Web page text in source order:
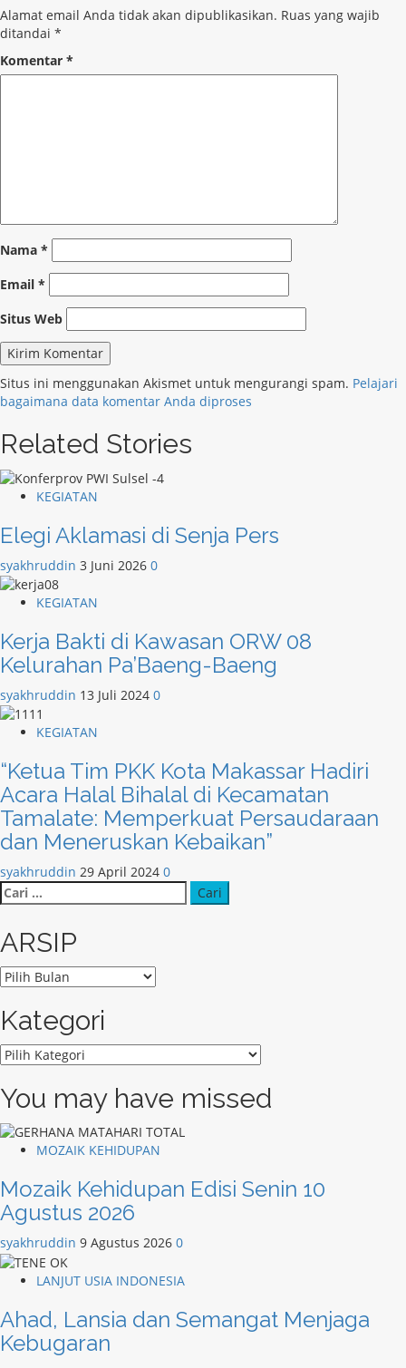
Alamat email Anda tidak akan dipublikasikan. Ruas yang wajib
ditandai *
Komentar *
Nama *
Email *
Situs Web
Situs ini menggunakan Akismet untuk mengurangi spam. Pelajari
bagaimana data komentar Anda diproses
Related Stories
KEGIATAN
Elegi Aklamasi di Senja Pers
syakhruddin 3 Juni 2026 0
KEGIATAN
Kerja Bakti di Kawasan ORW 08
Kelurahan Pa’Baeng-Baeng
syakhruddin 13 Juli 2024 0
KEGIATAN
“Ketua Tim PKK Kota Makassar Hadiri
Acara Halal Bihalal di Kecamatan
Tamalate: Memperkuat Persaudaraan
dan Meneruskan Kebaikan”
syakhruddin 29 April 2024 0
Cari
untuk:
ARSIP
ARSIP
Kategori
Kategori
You may have missed
MOZAIK KEHIDUPAN
Mozaik Kehidupan Edisi Senin 10
Agustus 2026
syakhruddin 9 Agustus 2026 0
LANJUT USIA INDONESIA
Ahad, Lansia dan Semangat Menjaga
Kebugaran